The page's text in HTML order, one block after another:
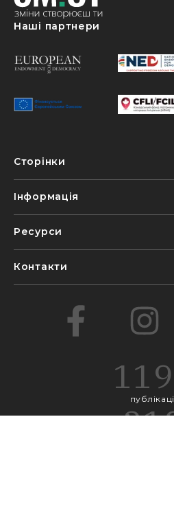
Наші партнери
Сторінки
Інформація
Ресурси
Контакти